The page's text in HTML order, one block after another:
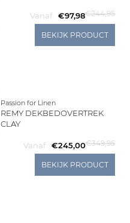
Vanaf €97,98€244,95
BEKIJK PRODUCT
Passion for Linen
REMY DEKBEDOVERTREK
CLAY
Vanaf €245,00€349,95
BEKIJK PRODUCT